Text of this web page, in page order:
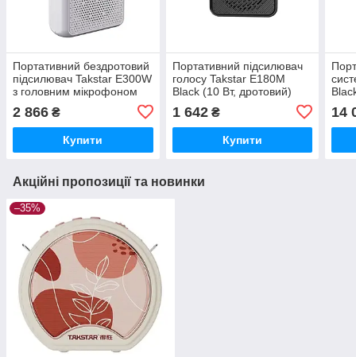
Портативний бездротовий
підсилювач Takstar E300W
з головним мікрофоном
2 866 ₴
Купити
Портативний підсилювач
голосу Takstar E180M
Black (10 Вт, дротовий)
1 642₴
Купити
14
Акційні пропозиції та новинки
–35%